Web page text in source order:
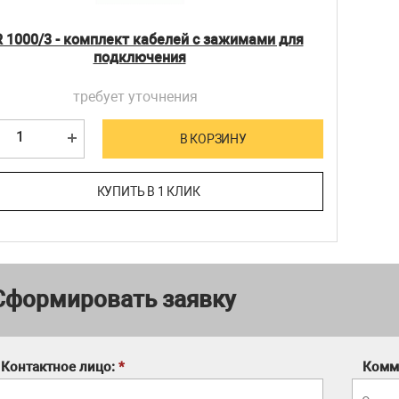
1000/3 - комплект кабелей с зажимами для
подключения
требует уточнения
В КОРЗИНУ
КУПИТЬ В 1 КЛИК
заявку
Контактное лицо: *